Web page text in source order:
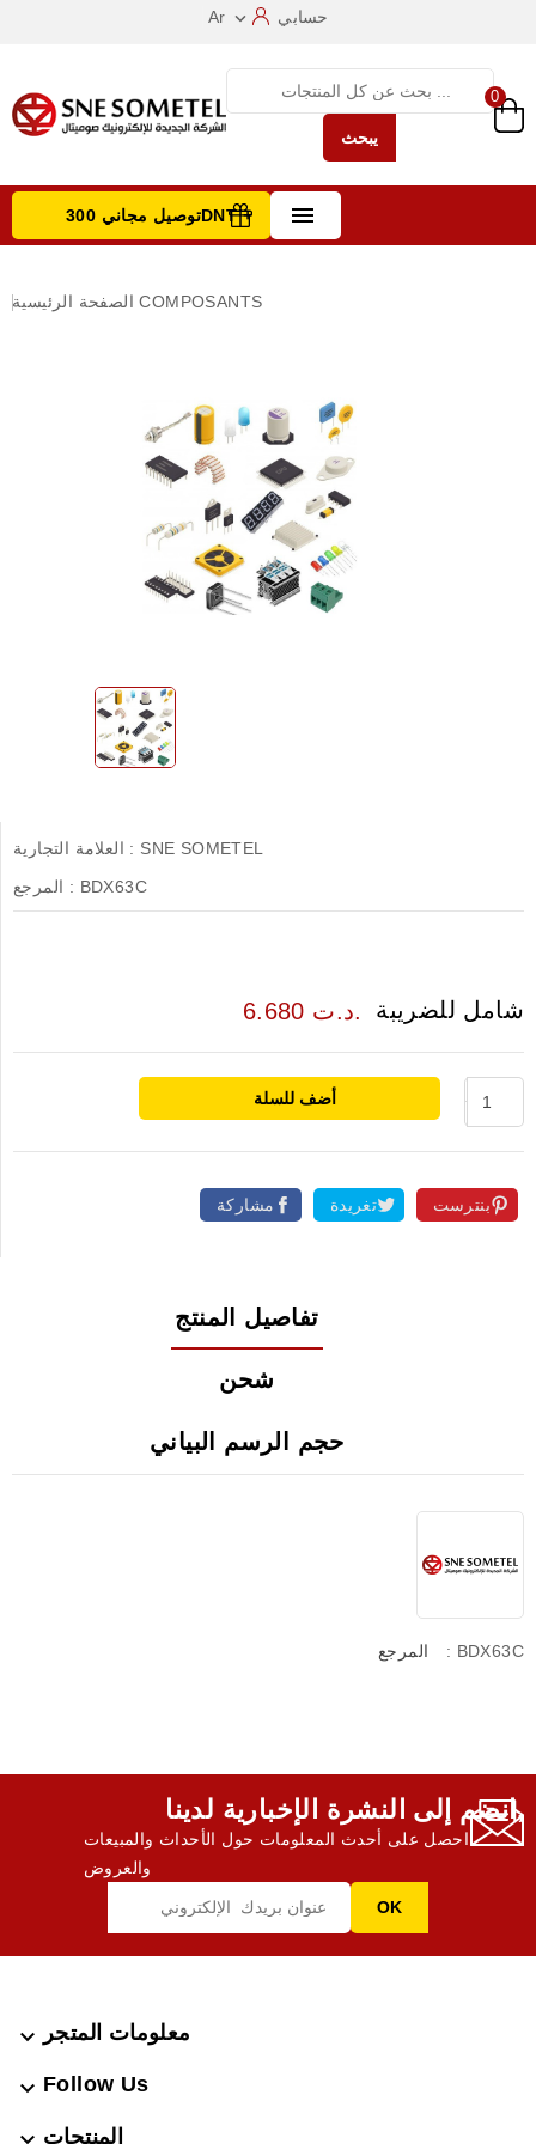
Ar  حسابي
يبحث
0
 توصيل مجاني 300DNT +
الصفحة الرئيسية COMPOSANTS
العلامة التجارية : SNE SOMETEL
المرجع : BDX63C
6.680 د.ت. شامل للضريبة
أضف للسلة
مشاركة تغريدة بنترست
تفاصيل المنتج
شحن
حجم الرسم البياني
المرجع : BDX63C
انضم إلى النشرة الإخبارية لدينا,
احصل على أحدث المعلومات حول الأحداث والمبيعات
والعروض
معلومات المتجر 
Follow Us

المنتجات